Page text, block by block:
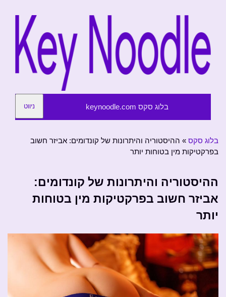
בלוג סקס keynoodle.com ניווט
בלוג סקס » ההיסטוריה והיתרונות של קונדומים: אביזר חשוב
בפרקטיקות מין בטוחות יותר
ההיסטוריה והיתרונות של קונדומים:
אביזר חשוב בפרקטיקות מין בטוחות
יותר